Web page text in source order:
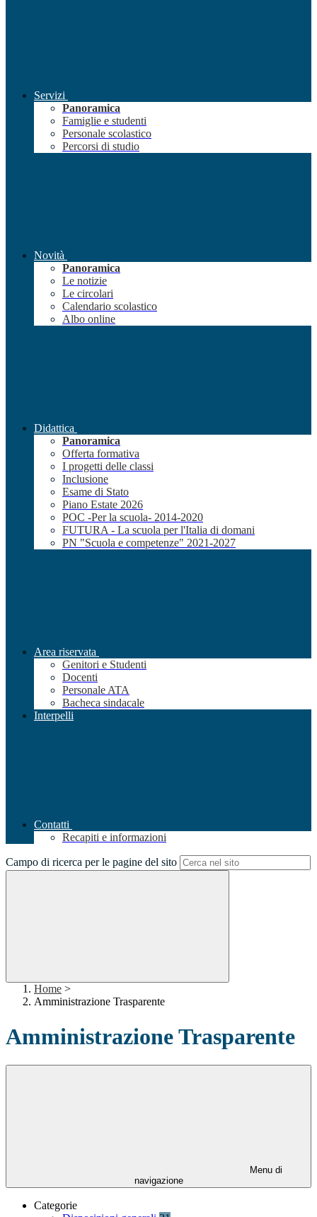
Servizi
Panoramica
Famiglie e studenti
Personale scolastico
Percorsi di studio
Novità
Panoramica
Le notizie
Le circolari
Calendario scolastico
Albo online
Didattica
Panoramica
Offerta formativa
I progetti delle classi
Inclusione
Esame di Stato
Piano Estate 2026
POC -Per la scuola- 2014-2020
FUTURA - La scuola per l'Italia di domani
PN "Scuola e competenze" 2021-2027
Area riservata
Genitori e Studenti
Docenti
Personale ATA
Bacheca sindacale
Interpelli
Contatti
Recapiti e informazioni
Campo di ricerca per le pagine del sito
Home >
Amministrazione Trasparente
Amministrazione Trasparente
Menu di
navigazione
Categorie